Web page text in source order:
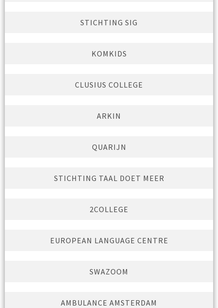
STICHTING SIG
KOMKIDS
CLUSIUS COLLEGE
ARKIN
QUARIJN
STICHTING TAAL DOET MEER
2COLLEGE
EUROPEAN LANGUAGE CENTRE
SWAZOOM
AMBULANCE AMSTERDAM